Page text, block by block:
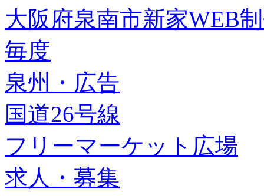
大阪府泉南市新家WEB
毎度
泉州・広告
国道26号線
フリーマーケット広場
求人・募集